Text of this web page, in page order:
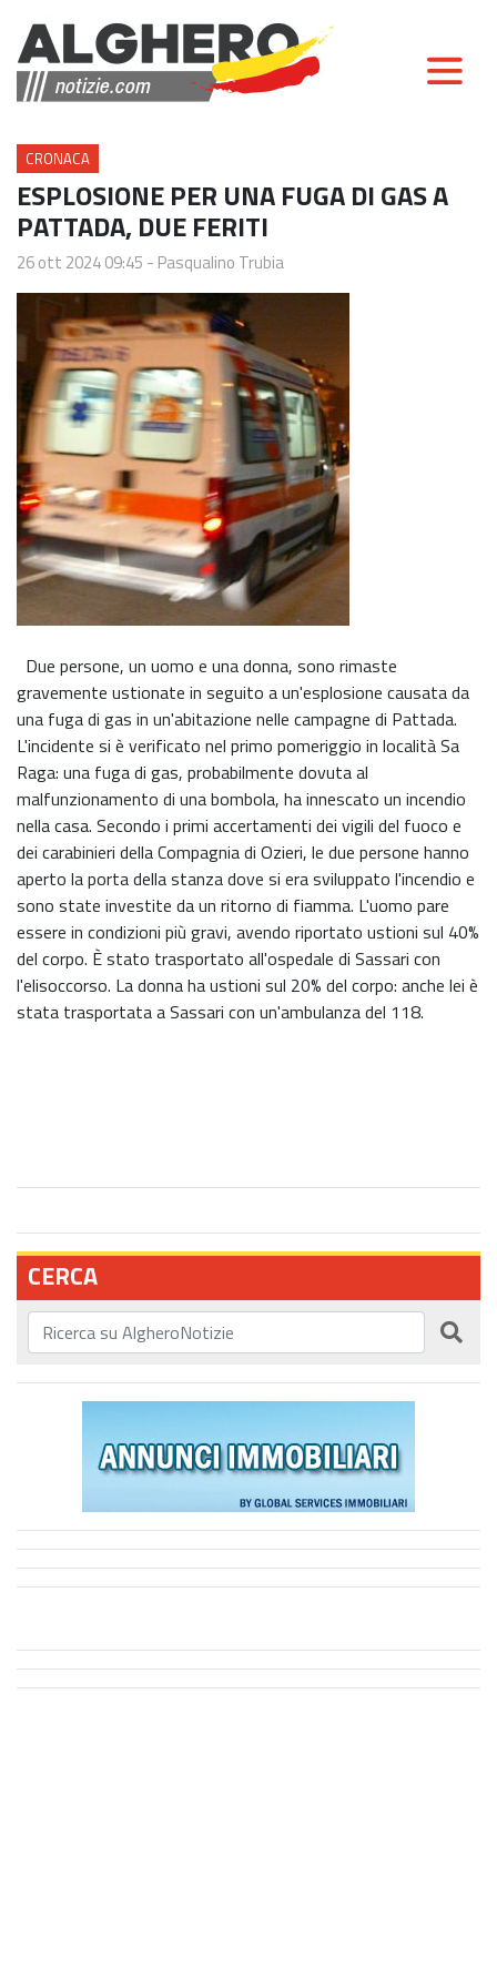
CRONACA
ESPLOSIONE PER UNA FUGA DI GAS A
PATTADA, DUE FERITI
26 ott 2024 09:45 - Pasqualino Trubia
Due persone, un uomo e una donna, sono rimaste
gravemente ustionate in seguito a un'esplosione causata da
una fuga di gas in un'abitazione nelle campagne di Pattada.
L'incidente si è verificato nel primo pomeriggio in località Sa
Raga: una fuga di gas, probabilmente dovuta al
malfunzionamento di una bombola, ha innescato un incendio
nella casa. Secondo i primi accertamenti dei vigili del fuoco e
dei carabinieri della Compagnia di Ozieri, le due persone hanno
aperto la porta della stanza dove si era sviluppato l'incendio e
sono state investite da un ritorno di fiamma. L'uomo pare
essere in condizioni più gravi, avendo riportato ustioni sul 40%
del corpo. È stato trasportato all'ospedale di Sassari con
l'elisoccorso. La donna ha ustioni sul 20% del corpo: anche lei è
stata trasportata a Sassari con un'ambulanza del 118.
CERCA